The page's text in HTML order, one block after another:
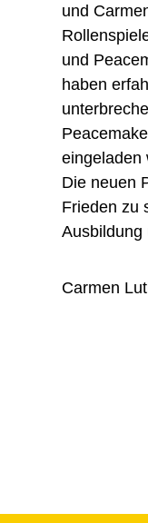
und
und
haben
eingeladen
Die neuen
Frieden zu
Ausbildung
Carmen